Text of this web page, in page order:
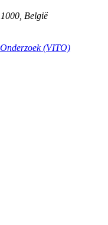
1000 België
(VITO)